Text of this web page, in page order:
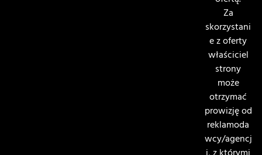
Za
skorzystani
e z oferty
właściciel
strony
może
otrzymać
prowizję od
reklamoda
wcy/agencj